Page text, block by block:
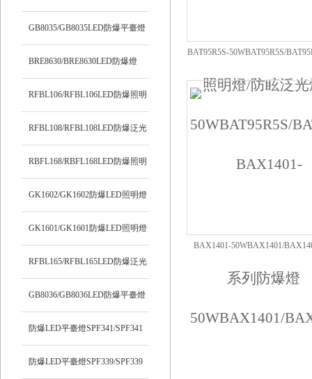
燈
GB8035/GB8035LED防爆平臺燈
BRE8630/BRE8630LED防爆燈
RFBL106/RFBL106LED防爆照明
燈
RFBL108/RFBL108LED防爆泛光
燈
RBFL168/RBFL168LED防爆照明
燈
GK1602/GK1602防爆LED照明燈
GK1601/GK1601防爆LED照明燈
RFBL165/RFBL165LED防爆泛光
燈
GB8036/GB8036LED防爆平臺燈
防爆LED平臺燈SPF341/SPF341
防爆LED平臺燈SPF339/SPF339
BAT95R5S-50WBAT95R5S/
BAX1401-50WBAX1401/